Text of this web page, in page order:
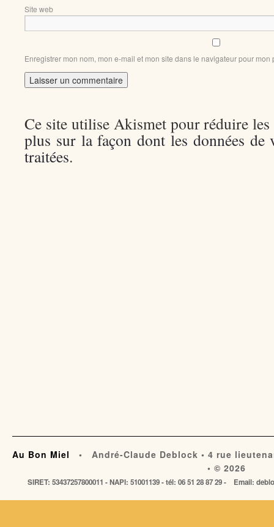
Site web
Enregistrer mon nom, mon e-mail et mon site dans le navigateur pour
Ce site utilise Akismet pour réduire
plus sur la façon dont les données de
traitées.
Au Bon Miel
• André-Claude Deblock • 4 rue
• © 2026
SIRET: 53437257800011 - NAPI: 51001139 - tél: 06 51 28 87 29 - Email: